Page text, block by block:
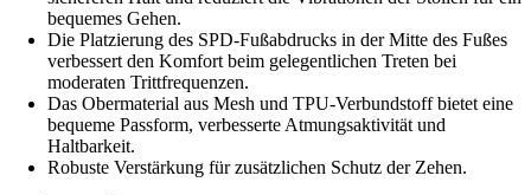
bequemes Gehen.
Die Platzierung des SPD-Fußabdrucks in der Mitte des Fußes
verbessert den Komfort beim gelegentlichen Treten bei
moderaten Trittfrequenzen.
Das Obermaterial aus Mesh und TPU-Verbundstoff bietet eine
bequeme Passform, verbesserte Atmungsaktivität und
Haltbarkeit.
Robuste Verstärkung für zusätzlichen Schutz der Zehen.